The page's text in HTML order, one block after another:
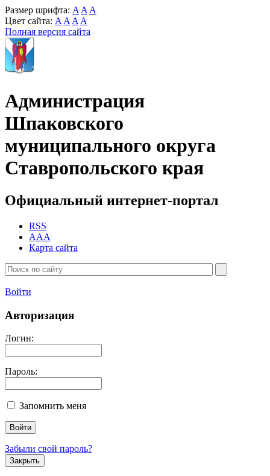
Размер шрифта: A A A
Цвет сайта: A A A A
Полная версия сайта
Администрация
Шпаковского
муниципального округа
Ставропольского края
Официальный интернет-портал
RSS
AAA
Карта сайта
Войти
Авторизация
Логин:
Пароль:
Запомнить меня
Забыли свой пароль?
Закрыть